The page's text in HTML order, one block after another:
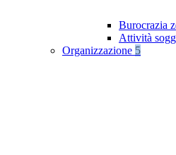
Burocrazia
Attività
Organizzazione 5